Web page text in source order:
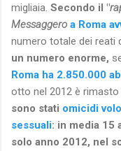
migliaia. Secondo il "
Messaggero a Roma
numero totale dei reati
un numero enorme,
Roma ha 2.850.000
otto nel 2012 è
sono stati omicidi
sessuali: in media 15
solo anno 2012, nel